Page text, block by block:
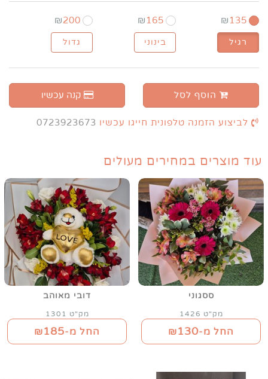
₪ 135
₪ 165
₪200
רגיל בינוני גדול
הוסף לסל קנה עכשיו
לביצוע הזמנה טלפונית חייגו עכשיו 0723923673
עוד מוצרים במחירים מעולים
ססגוני
מק"ט 1426
החל מ-₪130
דובי מאוהב
מק"ט 1301
החל מ-₪185